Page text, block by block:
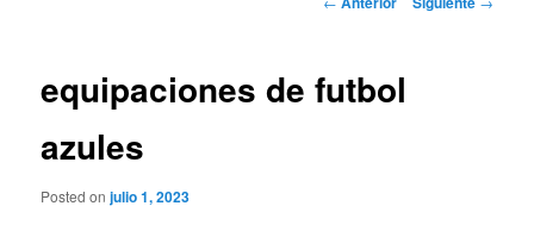
equipaciones de futbol
azules
Posted onjulio 1, 2023